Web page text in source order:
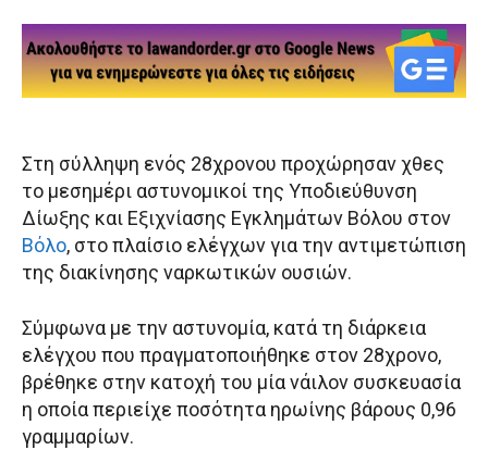
Στη σύλληψη ενός 28χρονου προχώρησαν χθες
το μεσημέρι αστυνομικοί της Υποδιεύθυνση
Δίωξης και Εξιχνίασης Εγκλημάτων Βόλου στον
Βόλο, στο πλαίσιο ελέγχων για την αντιμετώπιση
της διακίνησης ναρκωτικών ουσιών.
Σύμφωνα με την αστυνομία, κατά τη διάρκεια
ελέγχου που πραγματοποιήθηκε στον 28χρονο,
βρέθηκε στην κατοχή του μία νάιλον συσκευασία
η οποία περιείχε ποσότητα ηρωίνης βάρους 0,96
γραμμαρίων.